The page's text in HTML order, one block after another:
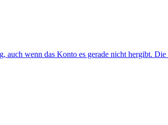
auch wenn das Konto es gerade nicht hergibt.